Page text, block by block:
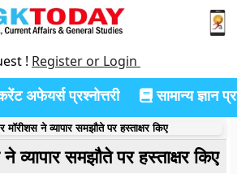
! Register or Login
अफेयर्स प्रश्नोत्तरी सामान्य ज्ञान
मॉरीशस ने व्यापार समझौते पर हस्ताक्षर किए
व्यापार समझौते पर हस्ताक्षर किए